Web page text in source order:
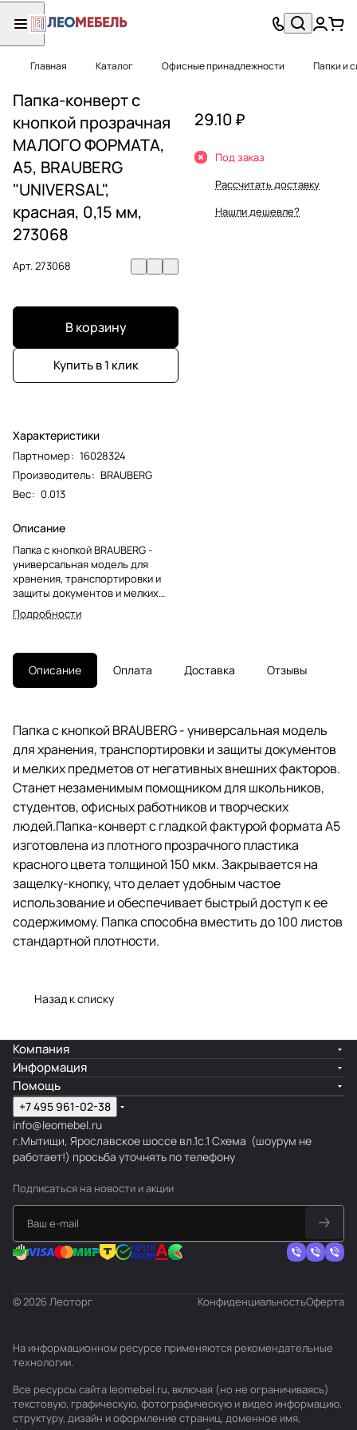
Главная Каталог Офисные принадлежности Папки и
Папка-конверт с
кнопкой прозрачная
МАЛОГО ФОРМАТА,
А5, BRAUBERG
"UNIVERSAL",
красная, 0,15 мм,
273068
Арт.273068
В корзину
Купить в 1 клик
Характеристики
Партномер: 16028324
Производитель: BRAUBERG
Вес: 0.013
Описание
Папка с кнопкой BRAUBERG -
универсальная модель для
хранения, транспортировки и
защиты документов и мелких
предметов от негативных
внешних факторов. Станет
школьников, студентов, офисных
работников и творческих
людей.Папка-конверт с гладкой
прозрачного пластика красного
цвета толщиной 150 мкм.
Закрывается на защелку-кнопку,
что делает удобным частое
использование и обеспечивает
быстрый доступ к ее
содержимому. Папка способна
вместить до 100 листов
стандартной плотности.
Подробности
29.10 ₽
Под заказ
Рассчитать доставку
Нашли дешевле?
Описание Оплата Доставка Отзывы
Папка с кнопкой BRAUBERG - универсальная модель
для хранения, транспортировки и защиты документов
и мелких предметов от негативных внешних факторов.
Станет незаменимым помощником для школьников,
студентов, офисных работников и творческих
людей.Папка-конверт с гладкой фактурой формата А5
изготовлена из плотного прозрачного пластика
красного цвета толщиной 150 мкм. Закрывается на
защелку-кнопку, что делает удобным частое
использование и обеспечивает быстрый доступ к ее
содержимому. Папка способна вместить до 100 листов
стандартной плотности.
Назад к списку
Компания
Информация
Помощь
+7 495 961-02-38
info@leomebel.ru
г.Мытищи, Ярославское шоссе вл.1с.1 Схема (шоурум не
работает!) просьба уточнять по телефону
Подписаться на новости и акции
© 2026 Леоторг КонфиденциальностьОферта
На информационном ресурсе применяются рекомендательные
технологии.
Все ресурсы сайта leomebel.ru, включая (но не ограничиваясь)
текстовую, графическую, фотографическую и видео информацию,
структуру, дизайн и оформление страниц, доменное имя,